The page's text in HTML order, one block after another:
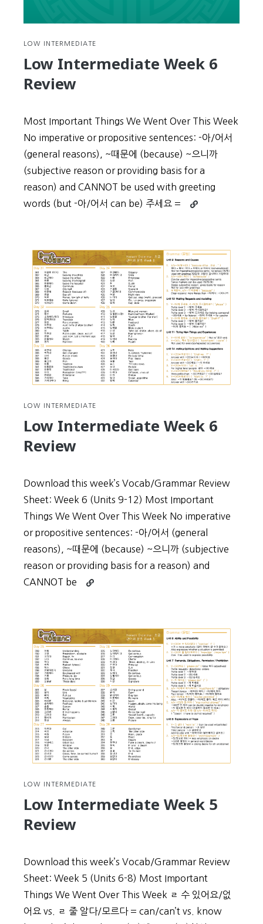
LOW INTERMEDIATE
Low Intermediate Week 6
Review
Most Important Things We Went Over This Week
No imperative or propositive sentences: -아/어서
(general reasons), ~때문에 (because) ~으니까
(subjective reason or providing basis for a
reason) and CANNOT be used with greeting
words (but -아/어서 can be) 주세요 =
Continue
Week
6
Review
LOW INTERMEDIATE
Low Intermediate Week 6
Review
Download this week’s Vocab/Grammar Review
Sheet: Week 6 (Units 9-12) Most Important
Things We Went Over This Week No imperative
or propositive sentences: -아/어서 (general
reasons), ~때문에 (because) ~으니까 (subjective
reason or providing basis for a reason) and
CANNOT be
Continue
Week
6
Review
LOW INTERMEDIATE
Low Intermediate Week 5
Review
Download this week’s Vocab/Grammar Review
Sheet: Week 5 (Units 6-8) Most Important
Things We Went Over This Week ㄹ 수 있어요/없
어요 vs. ㄹ 줄 알다/모르다 = can/can’t vs. know